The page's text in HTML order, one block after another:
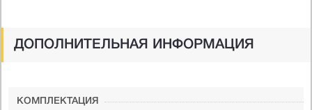
ДОПОЛНИТЕЛЬНАЯ ИНФОРМАЦИЯ
КОМПЛЕКТАЦИЯ